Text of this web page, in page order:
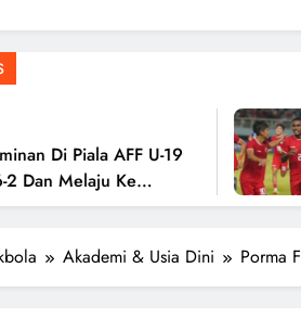
Malang
AFF U-19
Ke
2
Hasil
Ke
Akademi & Usia Dini Porma